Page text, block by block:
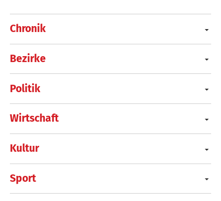
Chronik
Bezirke
Politik
Wirtschaft
Kultur
Sport